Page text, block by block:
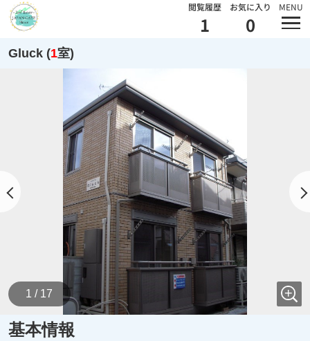
閲覧履歴
1
お気に入り
0
MENU
Gluck (1室)
1 / 17
基本情報